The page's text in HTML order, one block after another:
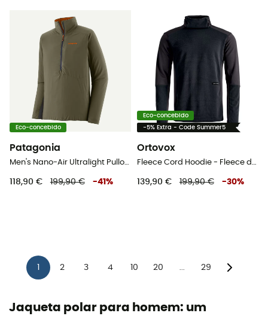
Eco-concebido
Patagonia
Men's Nano-Air Ultralight Pullover - Polar homem
118,90 € 199,90 € -41 %
Eco-concebido
-5% Extra - Code Summer5
Ortovox
Fleece Cord Hoodie - Fleece de lã merino homem
139,90 € 199,90 € -30%
2 3 4 10 20 29
Jaqueta polar para homem: um